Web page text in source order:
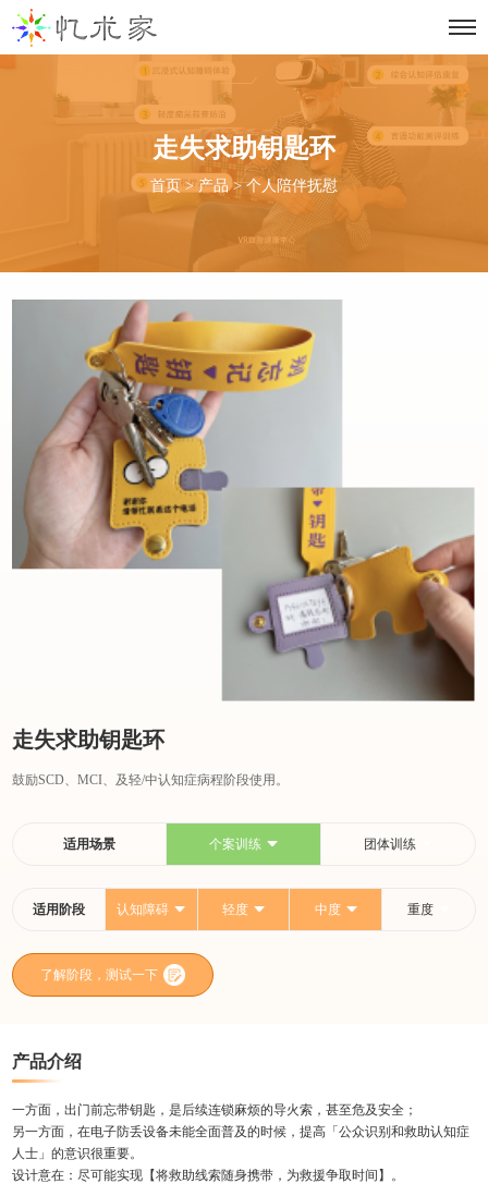
走失求助钥匙环
首页> 产品>个人陪伴抚慰
走失求助钥匙环
鼓励SCD、MCI、及轻/中认知症病程阶段使用。
适用场景 个案训练 团体训练
适用阶段 认知障碍 轻度 中度 重度
了解阶段，测试一下
产品介绍
一方面，出门前忘带钥匙，是后续连锁麻烦的导火索，甚至危及安全；
另一方面，在电子防丢设备未能全面普及的时候，提高「公众识别和救助认知症
人士」的意识很重要。
设计意在：尽可能实现【将救助线索随身携带，为救援争取时间】。